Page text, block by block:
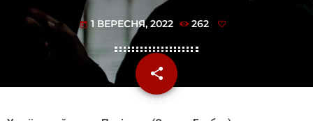
today 1 ВЕРЕСНЯ, 2022 262
share
email